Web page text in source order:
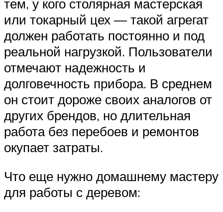
тем, у кого столярная мастерская
или токарный цех — такой агрегат
должен работать постоянно и под
реальной нагрузкой. Пользователи
отмечают надежность и
долговечность прибора. В среднем
он стоит дороже своих аналогов от
других брендов, но длительная
работа без перебоев и ремонтов
окупает затраты.
Что еще нужно домашнему мастеру
для работы с деревом: